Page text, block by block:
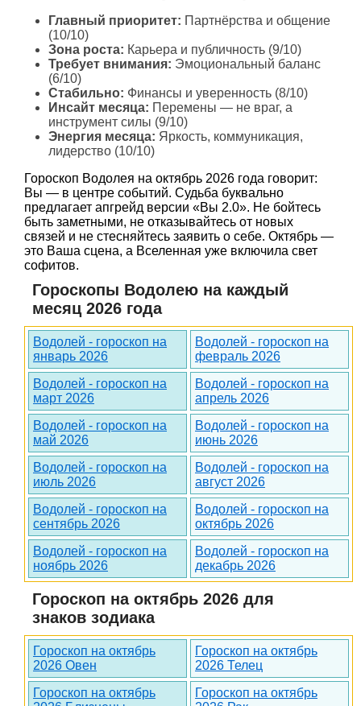
Главный приоритет: Партнёрства и общение
(10/10)
Зона роста: Карьера и публичность (9/10)
Требует внимания: Эмоциональный баланс
(6/10)
Стабильно: Финансы и уверенность (8/10)
Инсайт месяца: Перемены — не враг, а
инструмент силы (9/10)
Энергия месяца: Яркость, коммуникация,
лидерство (10/10)
Гороскоп Водолея на октябрь 2026 года говорит:
Вы — в центре событий. Судьба буквально
предлагает апгрейд версии «Вы 2.0». Не бойтесь
быть заметными, не отказывайтесь от новых
связей и не стесняйтесь заявить о себе. Октябрь —
это Ваша сцена, а Вселенная уже включила свет
софитов.
Гороскопы Водолею на каждый
месяц 2026 года
Водолей - гороскоп на
январь 2026
Водолей - гороскоп на
февраль 2026
Водолей - гороскоп на
март 2026
Водолей - гороскоп на
апрель 2026
Водолей - гороскоп на
май 2026
Водолей - гороскоп на
июнь 2026
Водолей - гороскоп на
июль 2026
Водолей - гороскоп на
август 2026
Водолей - гороскоп на
сентябрь 2026
Водолей - гороскоп на
октябрь 2026
Водолей - гороскоп на
ноябрь 2026
Водолей - гороскоп на
декабрь 2026
Гороскоп на октябрь 2026 для
знаков зодиака
Гороскоп на октябрь
2026 Овен
Гороскоп на октябрь
2026 Телец
Гороскоп на октябрь
Гороскоп на октябрь